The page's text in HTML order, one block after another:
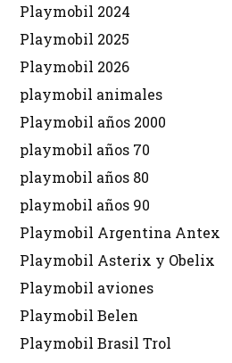
Playmobil 2024
Playmobil 2025
Playmobil 2026
playmobil animales
Playmobil años 2000
playmobil años 70
playmobil años 80
playmobil años 90
Playmobil Argentina Antex
Playmobil Asterix y Obelix
Playmobil aviones
Playmobil Belen
Playmobil Brasil Trol